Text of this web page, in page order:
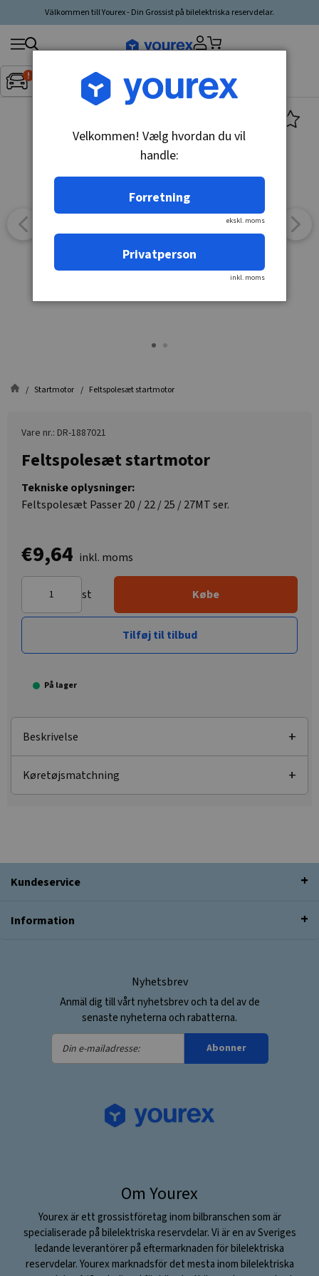
Välkommen till Yourex - Din Grossist på bilelektriska reservdelar.
Inget fordon valt▼
Søg
produkt,
producent,
Startmotor Feltspolesæt startmotor
Vare nr.: DR-1887021
Feltspolesæt startmotor
Tekniske oplysninger:
Feltspolesæt Passer 20 / 22 / 25 / 27MT ser.
€9,64 inkl. moms
st Købe
Tilføj til tilbud
På lager
Beskrivelse
Køretøjsmatchning
Kundeservice
Information
Nyhetsbrev
Anmäl dig till vårt nyhetsbrev och ta del av de
senaste nyheterna och rabatterna.
Din
e-
Abonner
Om Yourex
Yourex är ett grossistföretag inom bilbranschen som är
specialiserade på bilelektriska reservdelar. Vi är en av Sveriges
ledande leverantörer på eftermarknaden för bilelektriska
reservdelar. Yourex marknadsför det mesta inom bilelektriska
Velkommen! Vælg hvordan du vil
handle:
Forretning
ekskl. moms
Privatperson
inkl. moms